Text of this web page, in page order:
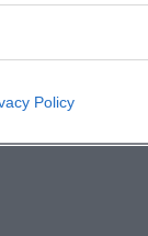
Policy